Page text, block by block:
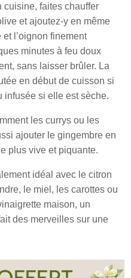
cuisine, faites chauffer
et ajoutez-y en même
l’oignon finement
minutes à feu doux
sans laisser brûler. La
en début de cuisson si
infusée si elle est sèche.
les currys ou les
ajouter le gingembre en
plus vive et piquante.
idéal avec le citron
le miel, les carottes ou
maison, un
des merveilles sur une